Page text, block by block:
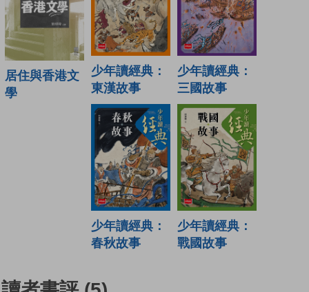
居住與香港文
學
少年讀經典：
東漢故事
少年讀經典：
三國故事
少年讀經典：
春秋故事
少年讀經典：
戰國故事